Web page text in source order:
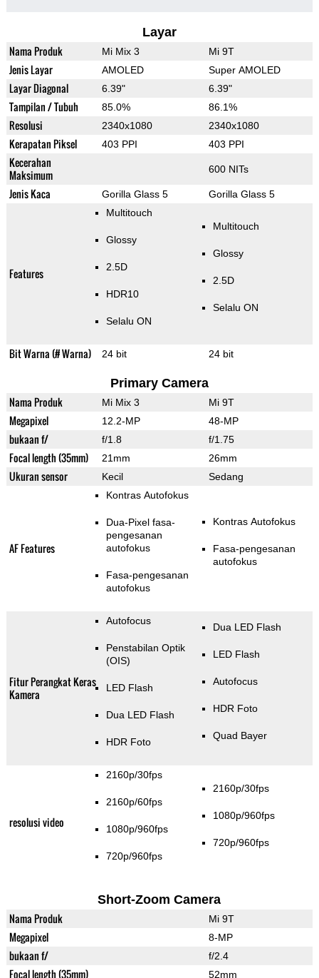
Layar
Nama Produk Mi Mix 3 Mi 9T
Jenis Layar AMOLED Super AMOLED
Layar Diagonal 6.39" 6.39"
Tampilan / Tubuh 85.0% 86.1%
Resolusi 2340x1080 2340x1080
Kerapatan Piksel 403 PPI 403 PPI
Kecerahan
Maksimum
600 NITs
Jenis Kaca Gorilla Glass 5 Gorilla Glass 5
Features
Multitouch
Glossy
2.5D
HDR10
Selalu ON
Multitouch
Glossy
2.5D
Selalu ON
Bit Warna (# Warna) 24 bit 24 bit
Primary Camera
Nama Produk Mi Mix 3 Mi 9T
Megapixel 12.2-MP 48-MP
bukaan f/ f/1.8 f/1.75
Focal length (35mm) 21mm 26mm
Ukuran sensor Kecil Sedang
AF Features
Kontras Autofokus
Dua-Pixel fasa-
pengesanan
autofokus
Fasa-pengesanan
autofokus
Kontras Autofokus
Fasa-pengesanan
autofokus
Fitur Perangkat Keras
Kamera
Autofocus
Penstabilan Optik
(OIS)
LED Flash
Dua LED Flash
HDR Foto
Dua LED Flash
LED Flash
Autofocus
HDR Foto
Quad Bayer
resolusi video
2160p/30fps
2160p/60fps
1080p/960fps
720p/960fps
2160p/30fps
1080p/960fps
720p/960fps
Short-Zoom Camera
Nama Produk Mi 9T
Megapixel 8-MP
bukaan f/ f/2.4
Focal length (35mm) 52mm